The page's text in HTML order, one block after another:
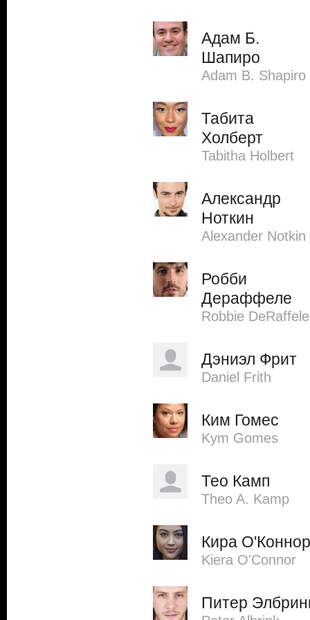
Адам Б.
Шапиро
Adam B. Shapiro
Табита
Холберт
Tabitha Holbert
Александр
Ноткин
Alexander Notkin
Робби
Дераффеле
Robbie DeRaffele
Дэниэл Фрит
Daniel Frith
Ким Гомес
Kym Gomes
Тео Камп
Theo A. Kamp
Кира О'Коннор
Kiera O'Connor
Питер